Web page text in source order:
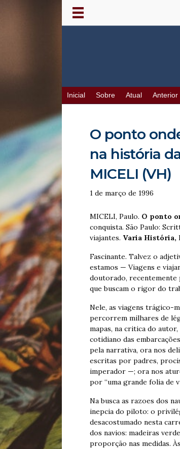
Inicial Sobre Atual Anterior
O ponto
na história
MICELI (VH)
1 de março de 1996
MICELI, Paulo. O ponto
conquista. São Paulo:
viajantes. Varia História,
Fascinante. Talvez o
estamos — Viagens e
doutorado, recentemente
que buscam o rigor do
Nele, as viagens trágico-
percorrem milhares de
mapas, na critica do
cotidiano das
pela narrativa, ora nos
escritas por padres,
imperador —; ora nos
por “uma grande folia de
Na busca as razoes dos
inepcia do piloto: o
desacostumado nesta
dos navios: madeiras
proporção nas medidas.